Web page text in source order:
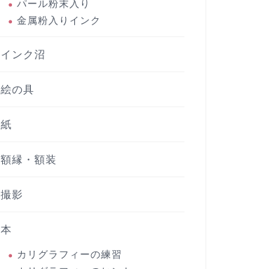
パール粉末入り
金属粉入りインク
インク沼
絵の具
紙
額縁・額装
撮影
本
カリグラフィーの練習